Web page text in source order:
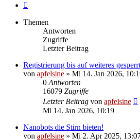
Themen
Antworten
Zugriffe
Letzter Beitrag
Registrierung bis auf weiteres
von apfelsine » Mi 14. Jan 2026,
0Antworten
16079 Zugriffe
Letzter Beitrag von apfelsine
Mi 14. Jan 2026, 10:19
Nanobots die Stirn bieten!
von apfelsine » Mi 2. Apr 2025,